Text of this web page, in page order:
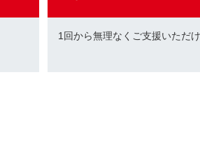
1回から無理なくご支援いただ